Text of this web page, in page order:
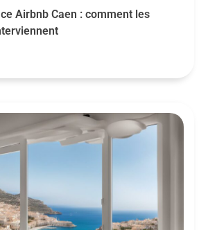
Airbnb Caen : comment les